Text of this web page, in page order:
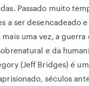
Passado muito
a ser desencadeado
uma vez, a guerra
e da
(Jeff Bridges) é
séculos